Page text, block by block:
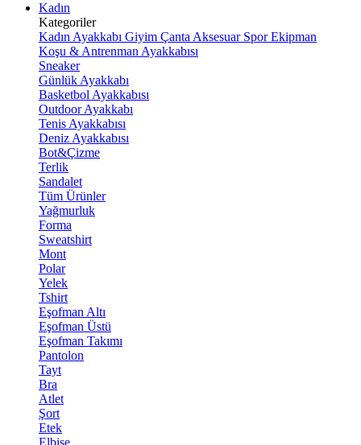
Kadın
Kategoriler
Kadın Ayakkabı Giyim Çanta Aksesuar Spor Ekipman
Koşu & Antrenman Ayakkabısı
Sneaker
Günlük Ayakkabı
Basketbol Ayakkabısı
Outdoor Ayakkabı
Tenis Ayakkabısı
Deniz Ayakkabısı
Bot&Çizme
Terlik
Sandalet
Tüm Ürünler
Yağmurluk
Forma
Sweatshirt
Mont
Polar
Yelek
Tshirt
Eşofman Altı
Eşofman Üstü
Eşofman Takımı
Pantolon
Tayt
Bra
Atlet
Şort
Etek
Elbise